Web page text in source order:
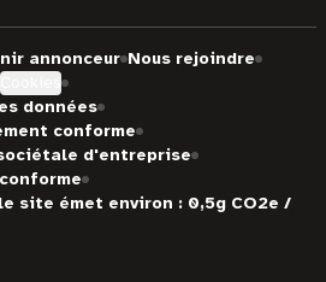
annonceur Nous rejoindre
données
conforme
d'entreprise
site émet environ : 0,5g CO2e /